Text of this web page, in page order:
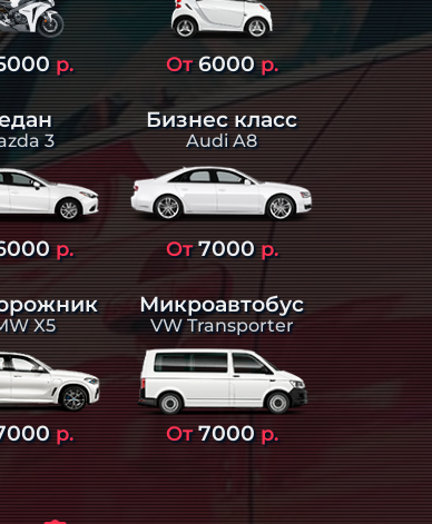
р. От6000р.
3
р.
Бизнес класс
Audi A8
От7000р.
X5
р.
Микроавтобус
VW Transporter
От7000р.